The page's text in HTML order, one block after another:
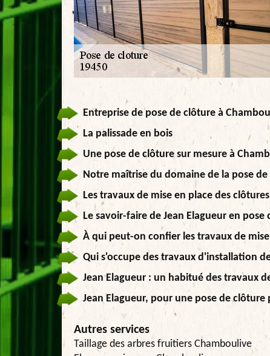
Entreprise de pose de clôture à
La palissade en bois
Une pose de clôture sur mesure à
Notre maîtrise du domaine de la pose
Les travaux de mise en place des
Le savoir-faire de Jean Elagueur en
À qui peut-on confier les travaux de
Qui s'occupe des travaux d'installation
Jean Elagueur : un habitué des travaux
Jean Elagueur, pour une pose de clôture
Autres services
Taillage des arbres fruitiers Chamboulive